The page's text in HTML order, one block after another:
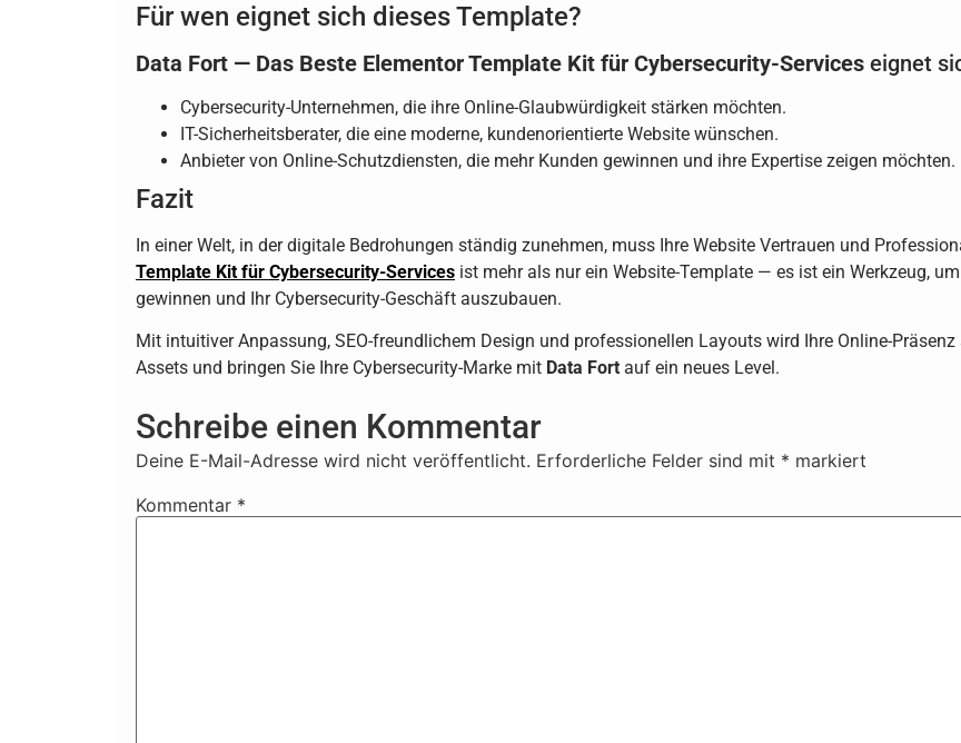
Für wen eignet sich dieses Template?
Data Fort — Das Beste Elementor Template Kit für Cybersecurity-Services eignet
Cybersecurity-Unternehmen, die ihre Online-Glaubwürdigkeit stärken möchten.
IT-Sicherheitsberater, die eine moderne, kundenorientierte Website wünschen.
Anbieter von Online-Schutzdiensten, die mehr Kunden gewinnen und ihre Expertise zeigen möchten.
Fazit
In einer Welt, in der digitale Bedrohungen ständig zunehmen, muss Ihre Website Vertrauen und
Template Kit für Cybersecurity-Services ist mehr als nur ein Website-Template — es ist ein Werkzeug,
gewinnen und Ihr Cybersecurity-Geschäft auszubauen.
Mit intuitiver Anpassung, SEO-freundlichem Design und professionellen Layouts wird Ihre Online-
Assets und bringen Sie Ihre Cybersecurity-Marke mit Data Fort auf ein neues Level.
Schreibe einen Kommentar
Deine E-Mail-Adresse wird nicht veröffentlicht. Erforderliche Felder sind mit * markiert
Kommentar *